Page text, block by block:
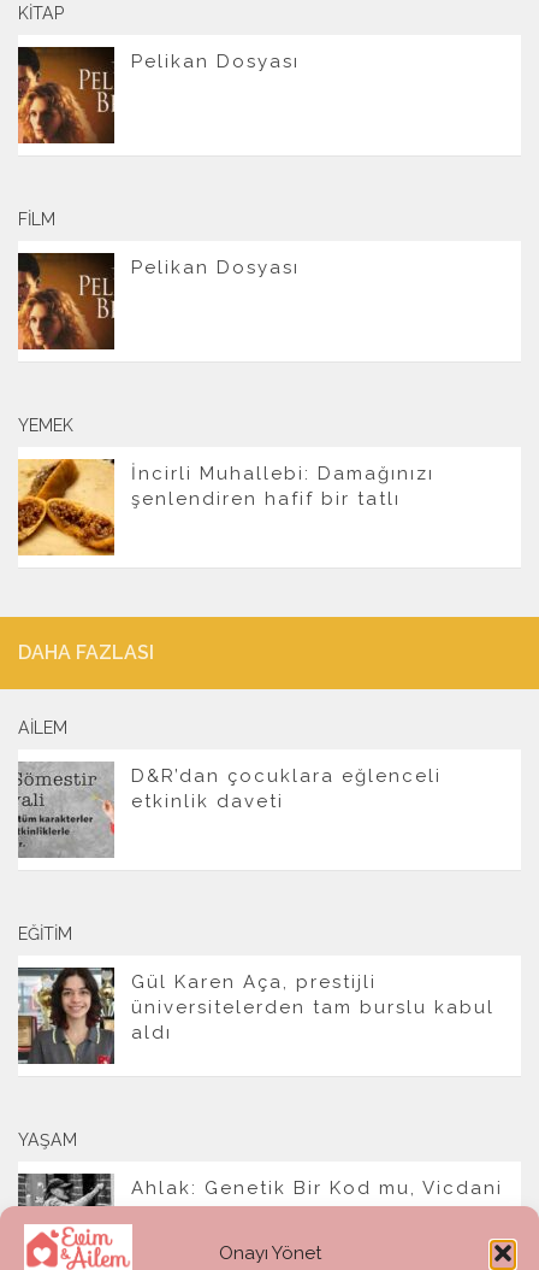
Onayı Yönet
KITAP
Pelikan Dosyası
FILM
Pelikan Dosyası
YEMEK
İncirli Muhallebi: Damağınızı
şenlendiren hafif bir tatlı
DAHA FAZLASI
AILEM
D&R’dan çocuklara eğlenceli
etkinlik daveti
EĞITIM
Gül Karen Aça, prestijli
üniversitelerden tam burslu kabul
aldı
YAŞAM
Ahlak: Genetik Bir Kod mu, Vicdani